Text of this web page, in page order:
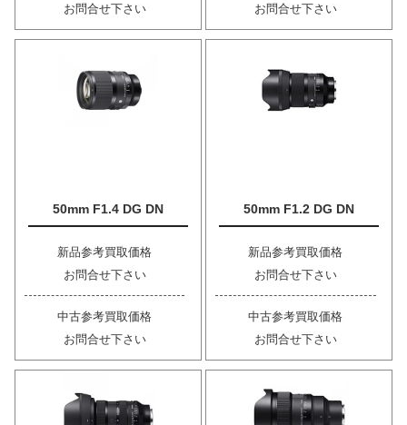
お問合せ下さい
お問合せ下さい
50mm F1.4 DG DN
新品参考買取価格
お問合せ下さい
中古参考買取価格
お問合せ下さい
50mm F1.2 DG DN
新品参考買取価格
お問合せ下さい
中古参考買取価格
お問合せ下さい